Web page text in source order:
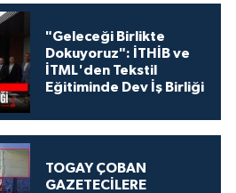
"Geleceği Birlikte
Dokuyoruz": İTHİB ve
İTML'den Tekstil
Eğitiminde Dev İş Birliği
TOGAY ÇOBAN
GAZETECİLERE